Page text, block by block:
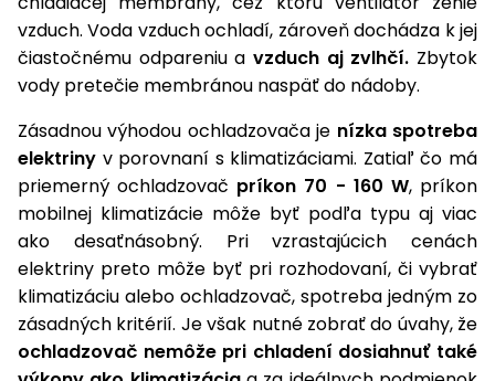
vzduch. Voda vzduch ochladí, zároveň dochádza k jej
čiastočnému odpareniu a vzduch aj zvlhčí. Zbytok
vody pretečie membránou naspäť do nádoby.
Zásadnou výhodou ochladzovača je nízka spotreba
elektriny v porovnaní s klimatizáciami. Zatiaľ čo má
priemerný ochladzovač príkon 70 - 160 W, príkon
mobilnej klimatizácie môže byť podľa typu aj viac
ako desaťnásobný. Pri vzrastajúcich cenách
elektriny preto môže byť pri rozhodovaní, či vybrať
klimatizáciu alebo ochladzovač, spotreba jedným zo
zásadných kritérií. Je však nutné zobrať do úvahy, že
ochladzovač nemôže pri chladení dosiahnuť také